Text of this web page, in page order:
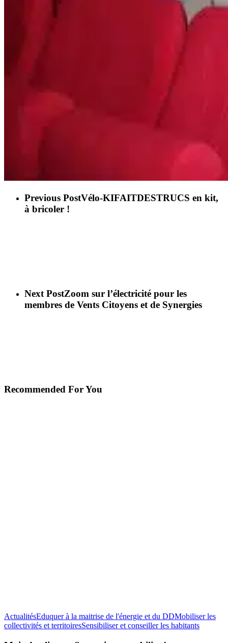
Previous PostVélo-KIFAITDESTRUCS en kit,
à bricoler !
Next PostZoom sur l’électricité pour les
membres de Vents Citoyens et de Synergies
Recommended For You
ActualitésEduquer à la maitrise de l'énergie et du DDMobiliser les
collectivités et territoiresSensibiliser et conseiller les habitantsMois